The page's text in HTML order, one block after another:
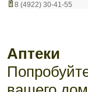
8 (4922) 30-41-55
аптеки